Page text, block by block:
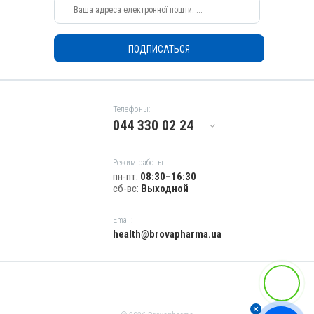
ПОДПИСАТЬСЯ
Телефоны:
044 330 02 24
Режим работы:
пн-пт: 08:30–16:30
сб-вс: Выходной
Email:
health@brovapharma.ua